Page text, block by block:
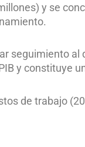
y se
seguimiento
y constituye
de trabajo